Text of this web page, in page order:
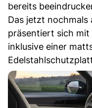
bereits
Das jetzt
präsentiert sich mit
inklusive einer